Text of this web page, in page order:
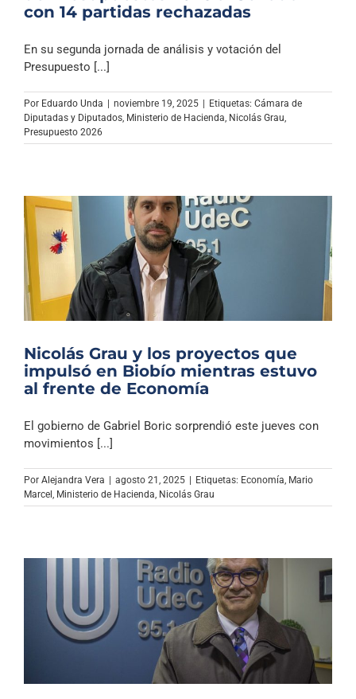
con 14 partidas rechazadas
En su segunda jornada de análisis y votación del
Presupuesto [...]
Por Eduardo Unda | noviembre 19, 2025 | Etiquetas: Cámara de
Diputadas y Diputados Ministerio de Hacienda Nicolás Grau
Presupuesto 2026
Nicolás Grau y los proyectos que
impulsó en Biobío mientras estuvo
al frente de Economía
El gobierno de Gabriel Boric sorprendió este jueves con
movimientos [...]
Por Alejandra Vera agosto 21, 2025 Etiquetas: Economía, Mario
Marcel , Ministerio de Hacienda, Nicolás Grau